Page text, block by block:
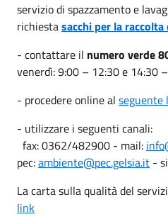
servizio di spazzamento e
richiestasacchi per la
- contattare il numero verde
venerdì: 9:00 – 12:30 e 14:30
- procedere online al seguente
- utilizzare i seguenti canali:
fax: 0362/482900 - mail:
pec:ambiente@pec.gelsia.it -
La carta sulla qualità del
link